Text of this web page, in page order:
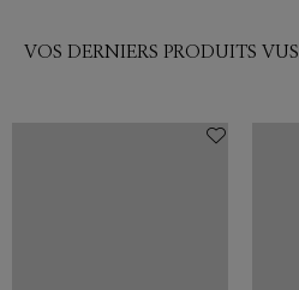
VOS DERNIERS PRODUITS VUS